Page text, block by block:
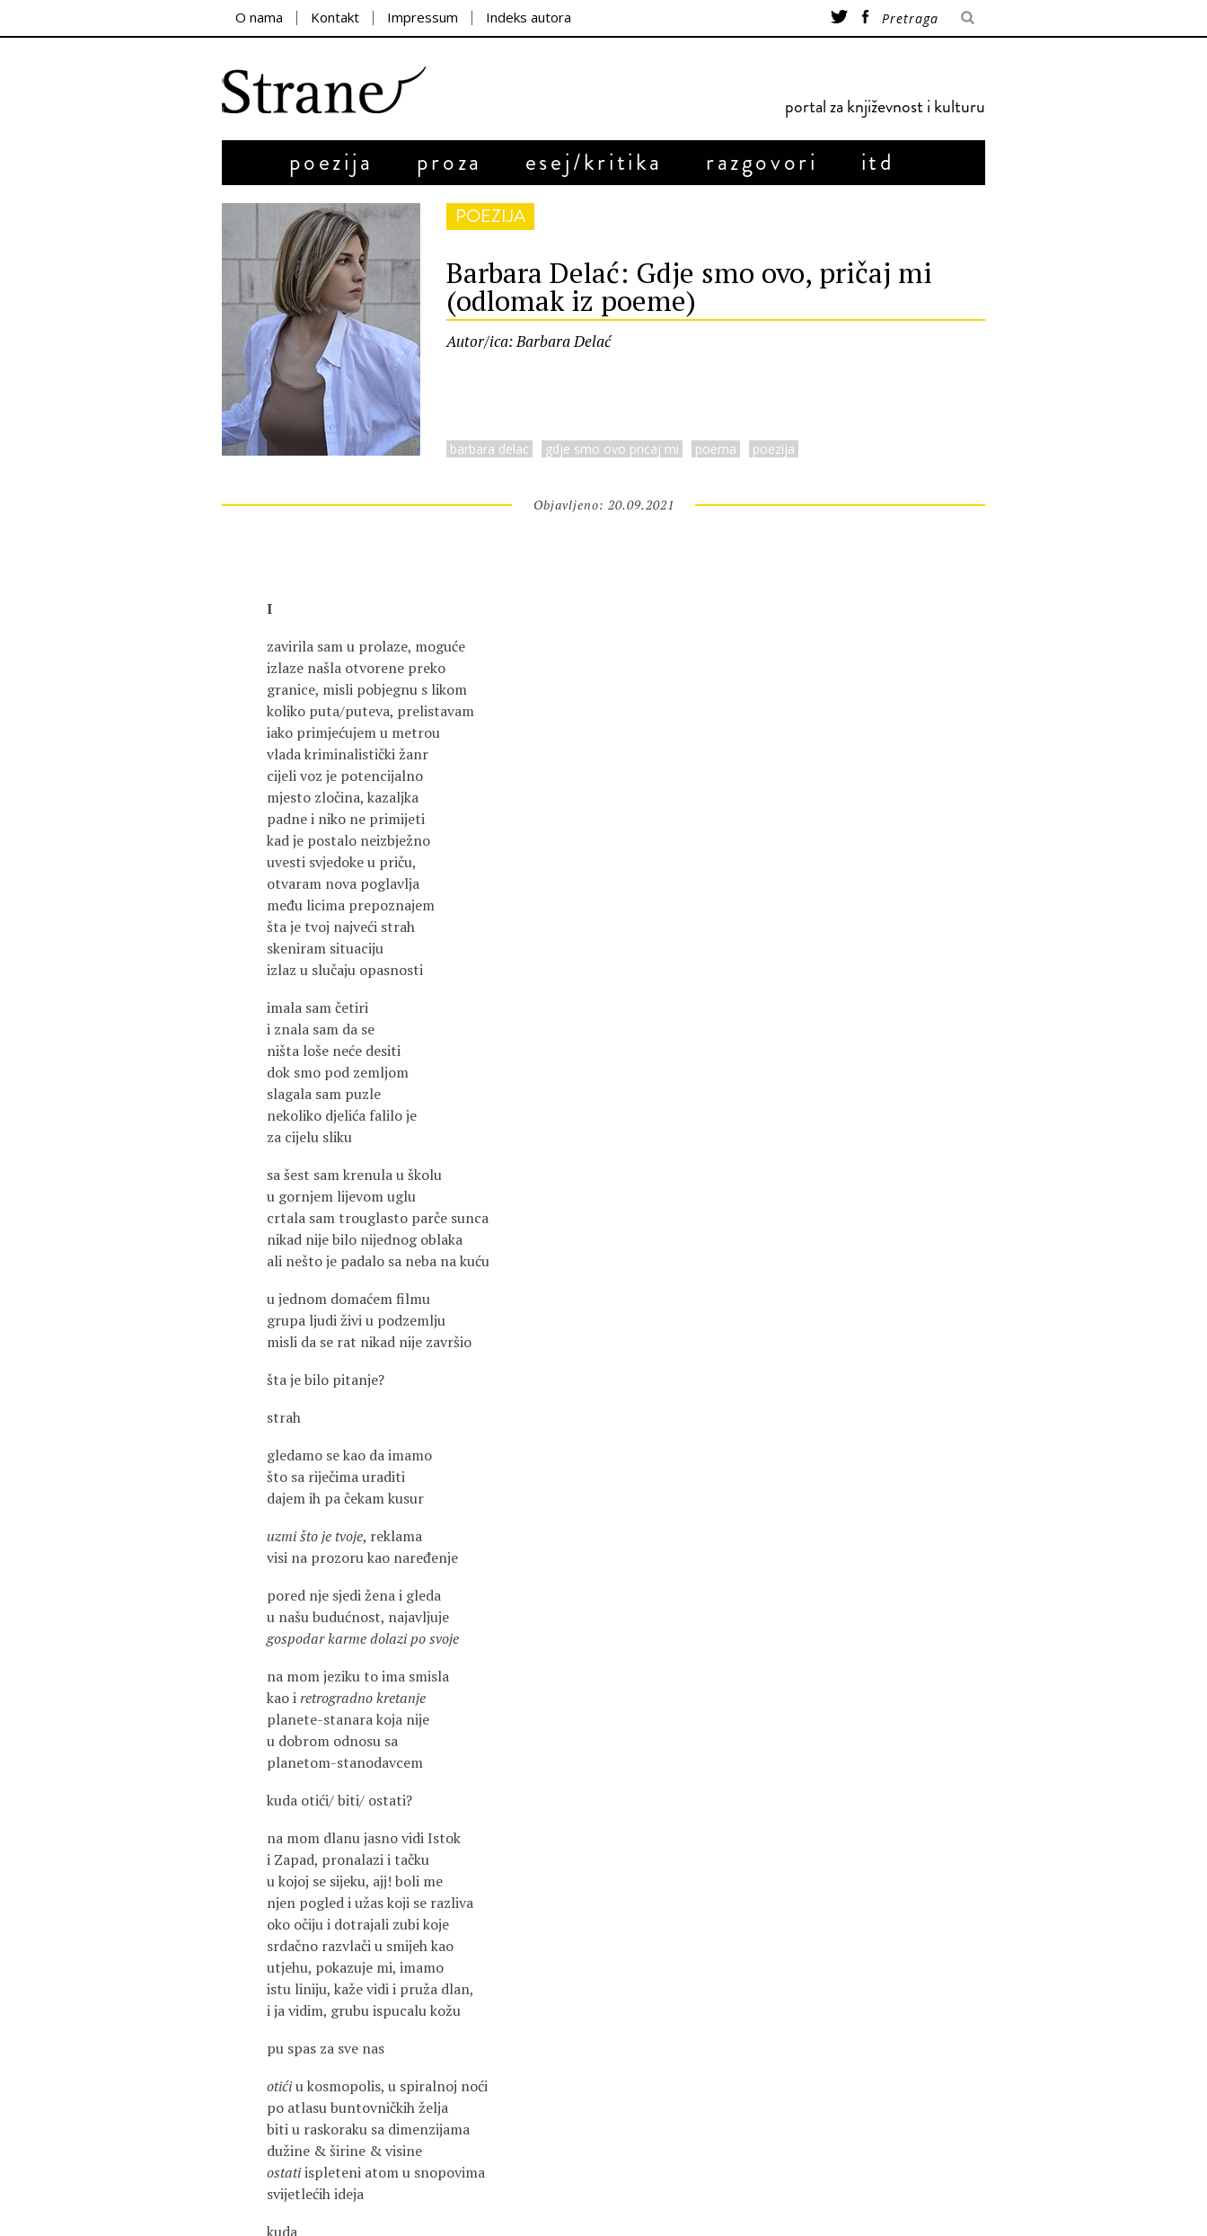
O nama Kontakt Impressum Indeks autora
portal za književnost i kulturu
poezija proza esej/kritika razgovori itd
POEZIJA
Barbara Delać: Gdje smo ovo, pričaj mi
(odlomak iz poeme)
Autor/ica: Barbara Delać
barbara delac gdje smo ovo pricaj mi poema poezija
Objavljeno: 20.09.2021
I
zavirila sam u prolaze, moguće
izlaze našla otvorene preko
granice, misli pobjegnu s likom
koliko puta/puteva, prelistavam
iako primjećujem u metrou
vlada kriminalistički žanr
cijeli voz je potencijalno
mjesto zločina, kazaljka
padne i niko ne primijeti
kad je postalo neizbježno
uvesti svjedoke u priču,
otvaram nova poglavlja
među licima prepoznajem
šta je tvoj najveći strah
skeniram situaciju
izlaz u slučaju opasnosti
imala sam četiri
i znala sam da se
ništa loše neće desiti
dok smo pod zemljom
slagala sam puzle
nekoliko djelića falilo je
za cijelu sliku
sa šest sam krenula u školu
u gornjem lijevom uglu
crtala sam trouglasto parče sunca
nikad nije bilo nijednog oblaka
ali nešto je padalo sa neba na kuću
u jednom domaćem filmu
grupa ljudi živi u podzemlju
misli da se rat nikad nije završio
šta je bilo pitanje?
strah
gledamo se kao da imamo
što sa riječima uraditi
dajem ih pa čekam kusur
uzmi što je tvoje, reklama
visi na prozoru kao naređenje
pored nje sjedi žena i gleda
u našu budućnost, najavljuje
gospodar karme dolazi po svoje
na mom jeziku to ima smisla
kao iretrogradno kretanje
planete-stanara koja nije
u dobrom odnosu sa
planetom-stanodavcem
kuda otići/ biti/ ostati?
na mom dlanu jasno vidi Istok
i Zapad, pronalazi i tačku
u kojoj se sijeku, ajj! boli me
njen pogled i užas koji se razliva
oko očiju i dotrajali zubi koje
srdačno razvlači u smijeh kao
utjehu, pokazuje mi, imamo
istu liniju, kaže vidi i pruža dlan,
i ja vidim, grubu ispucalu kožu
pu spas za sve nas
otićiu kosmopolis, u spiralnoj noći
po atlasu buntovničkih želja
biti u raskoraku sa dimenzijama
dužine & širine & visine
ostatiispleteni atom u snopovima
svijetlećih ideja
kuda